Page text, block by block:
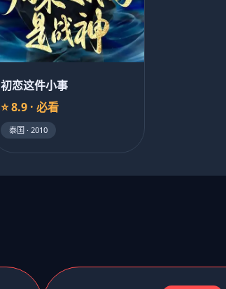
初恋这件小事
⭐ 8.9 · 必看
泰国 · 2010